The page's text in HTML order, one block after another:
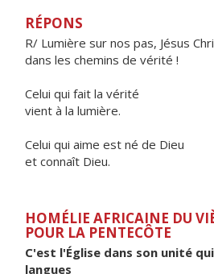
RÉPONS
R/ Lumière sur nos pas, Jésus
dans les chemins de vérité !
Celui qui fait la vérité
vient à la lumière.
Celui qui aime est né de Dieu
et connaît Dieu.
HOMÉLIE AFRICAINE DU
POUR LA PENTECÔTE
C'est l'Église dans son unité
langues